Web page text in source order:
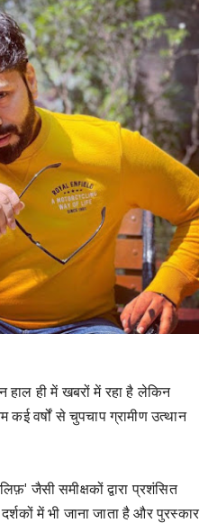
हाल ही में खबरों में रहा है लेकिन
वर्षों से चुपचाप ग्रामीण उत्थान
जैसी समीक्षकों द्वारा प्रशंसित
में भी जाना जाता है और पुरस्कार